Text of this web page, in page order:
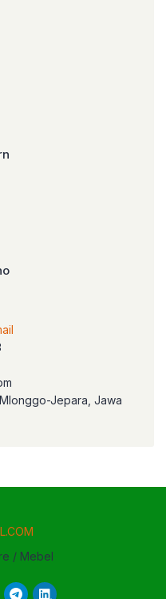
Jepara, Jawa
/ Mebel